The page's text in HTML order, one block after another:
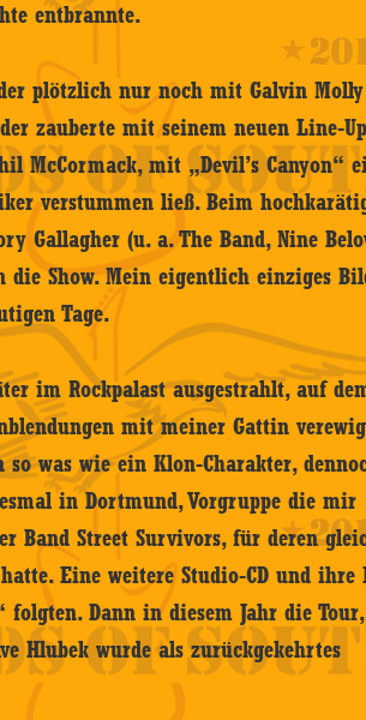
entbrannte.
plötzlich nur noch mit Galvin
zauberte mit seinem neuen Line-
McCormack, mit „Devil’s Canyon“
verstummen ließ. Beim
Gallagher (u. a. The Band, Nine
die Show. Mein eigentlich einziges
Tage.
im Rockpalast ausgestrahlt, auf
mit meiner Gattin
so was wie ein Klon-Charakter,
in Dortmund, Vorgruppe die mir
Band Street Survivors, für deren
Eine weitere Studio-CD und ihre
folgten. Dann in diesem Jahr die
Hlubek wurde als zurückgekehrtes